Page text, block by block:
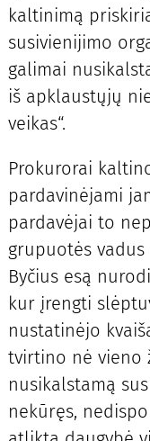
kaltinimą
susivienijimo
galimai
iš apklaustųjų
veikas“.
Prokurorai
pardavinėjami
pardavėjai to
grupuotės
Byčius esą
kur įrengti
nustatinėjo
tvirtino nė vieno
nusikalstamą
nekūręs,